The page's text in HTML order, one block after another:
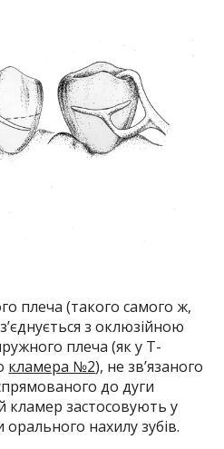
плеча (такого самого ж,
з оклюзійною
плеча (як у Т-
кламера №2), не зв’язаного
до дуги
кламер застосовують у
орального нахилу зубів.